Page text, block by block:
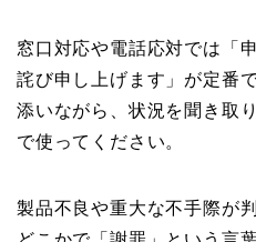
窓口対応や電話応対では「
詫び申し上げます」が定番
添いながら、状況を聞き取
で使ってください。
製品不良や重大な不手際が